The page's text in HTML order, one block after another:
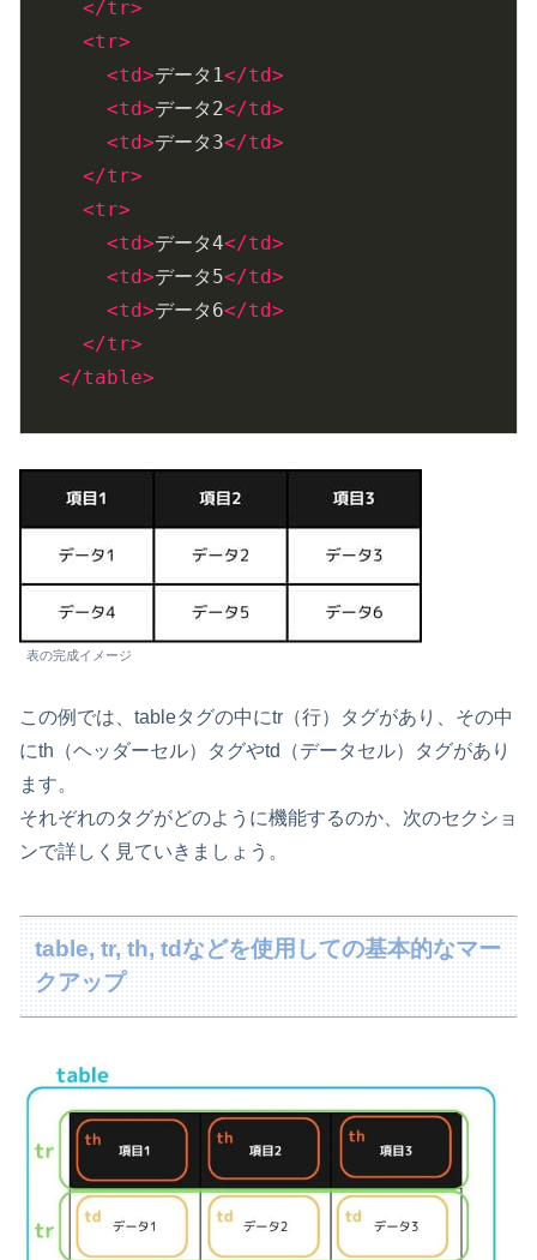
</tr>
<tr>
<td>データ1</td>
<td>データ2</td>
<td>データ3</td>
</tr>
<tr>
<td>データ4</td>
<td>データ5</td>
<td>データ6</td>
</tr>
</table>
表の完成イメージ
この例では、tableタグの中にtr（行）タグがあり、その中
にth（ヘッダーセル）タグやtd（データセル）タグがあり
ます。
それぞれのタグがどのように機能するのか、次のセクショ
ンで詳しく見ていきましょう。
table, tr, th, tdなどを使用しての基本的なマー
クアップ